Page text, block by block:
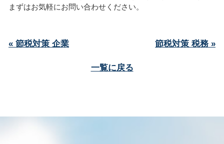
まずはお気軽にお問い合わせください。
« 節税対策 企業 節税対策 税務 »
一覧に戻る